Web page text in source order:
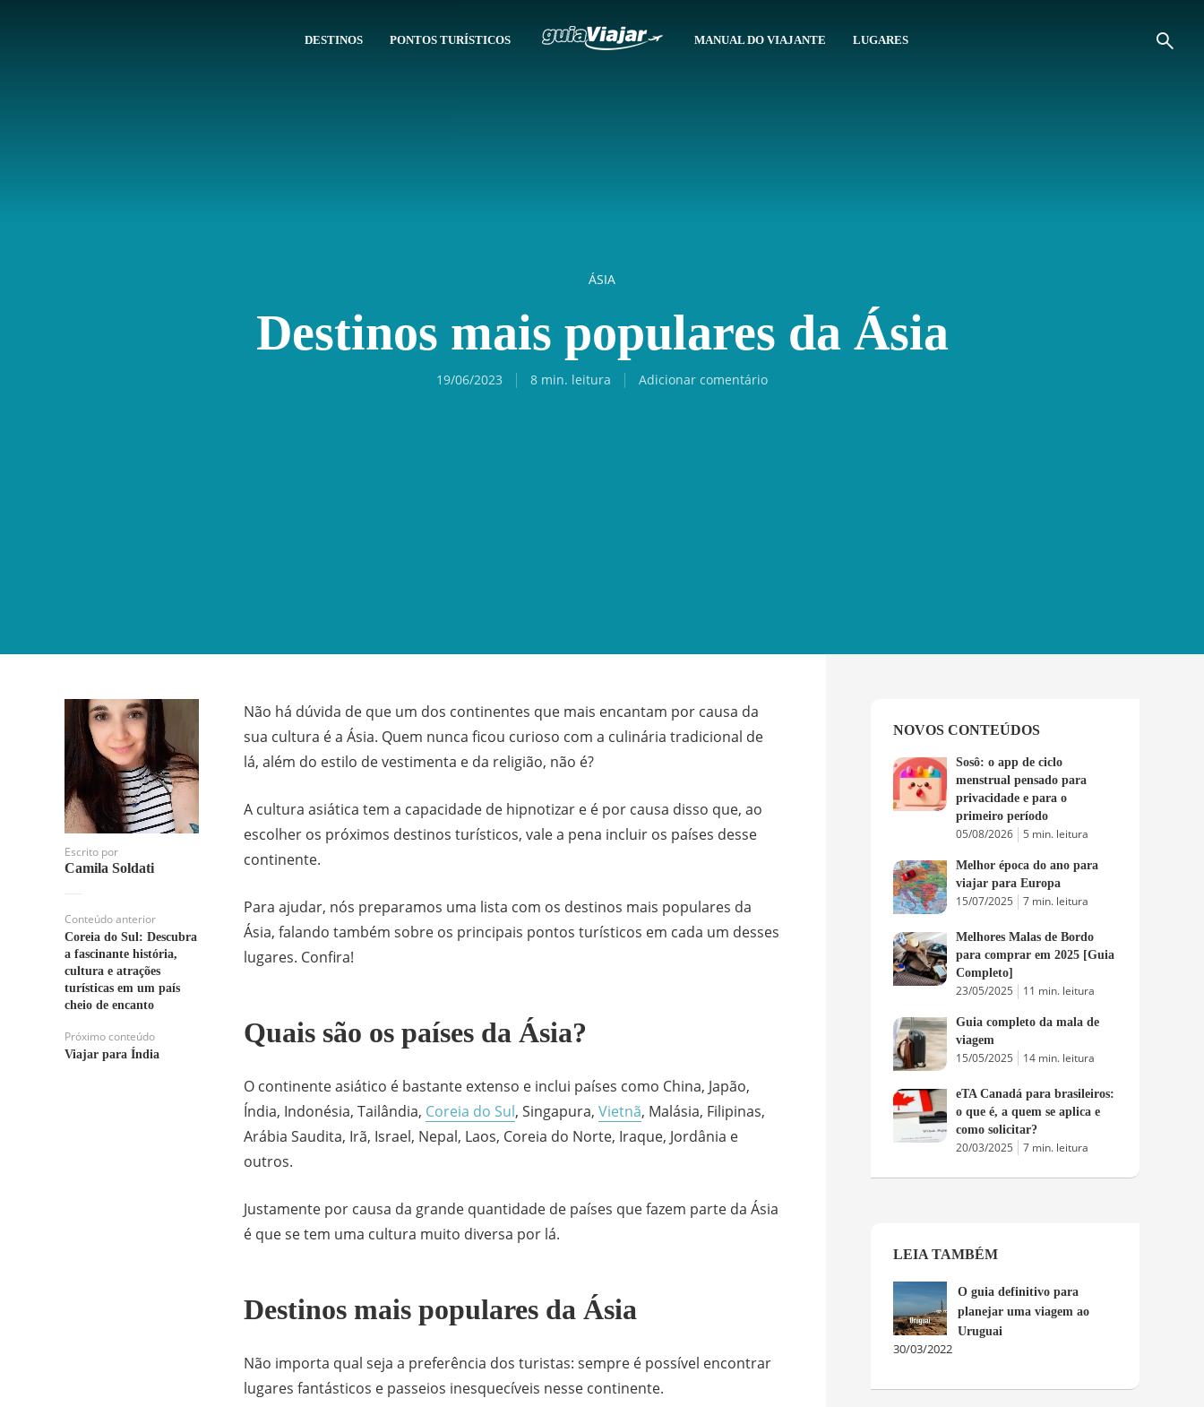
DESTINOS PONTOS TURÍSTICOS MANUAL DO VIAJANTE LUGARES
ÁSIA
Destinos mais populares da Ásia
19/06/2023 8 min. leitura Adicionar comentário
Escrito por
Camila Soldati
Conteúdo anterior
Coreia do Sul: Descubra
a fascinante história,
cultura e atrações
turísticas em um país
cheio de encanto
Próximo conteúdo
Viajar para Índia
Não há dúvida de que um dos continentes que mais encantam por causa da
sua cultura é a Ásia. Quem nunca ficou curioso com a culinária tradicional de
lá, além do estilo de vestimenta e da religião, não é?
A cultura asiática tem a capacidade de hipnotizar e é por causa disso que, ao
escolher os próximos destinos turísticos, vale a pena incluir os países desse
continente.
Para ajudar, nós preparamos uma lista com os destinos mais populares da
Ásia, falando também sobre os principais pontos turísticos em cada um desses
lugares. Confira!
Quais são os países da Ásia?
O continente asiático é bastante extenso e inclui países como China, Japão,
Índia, Indonésia, Tailândia, Coreia do Sul, Singapura, Vietnã, Malásia, Filipinas,
Arábia Saudita, Irã, Israel, Nepal, Laos, Coreia do Norte, Iraque, Jordânia e
outros.
Justamente por causa da grande quantidade de países que fazem parte da Ásia
é que se tem uma cultura muito diversa por lá.
Destinos mais populares da Ásia
Não importa qual seja a preferência dos turistas: sempre é possível encontrar
lugares fantásticos e passeios inesquecíveis nesse continente.
NOVOS CONTEÚDOS
Sosô: o app de ciclo
menstrual pensado para
privacidade e para o
primeiro período
05/08/2026 5 min. leitura
Melhor época do ano para
viajar para Europa
15/07/2025 7 min. leitura
Melhores Malas de Bordo
para comprar em 2025 [Guia
Completo]
23/05/2025 11 min. leitura
Guia completo da mala de
viagem
15/05/2025 14 min. leitura
eTA Canadá para brasileiros:
o que é, a quem se aplica e
como solicitar?
20/03/2025 7 min. leitura
LEIA TAMBÉM
O guia definitivo para
planejar uma viagem ao
Uruguai
30/03/2022